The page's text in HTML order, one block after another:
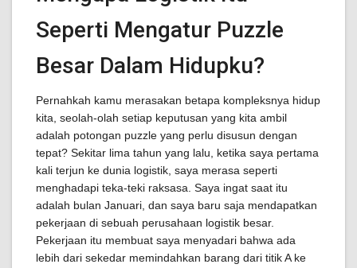
Seperti Mengatur Puzzle
Besar Dalam Hidupku?
Pernahkah kamu merasakan betapa kompleksnya hidup
kita, seolah-olah setiap keputusan yang kita ambil
adalah potongan puzzle yang perlu disusun dengan
tepat? Sekitar lima tahun yang lalu, ketika saya pertama
kali terjun ke dunia logistik, saya merasa seperti
menghadapi teka-teki raksasa. Saya ingat saat itu
adalah bulan Januari, dan saya baru saja mendapatkan
pekerjaan di sebuah perusahaan logistik besar.
Pekerjaan itu membuat saya menyadari bahwa ada
lebih dari sekedar memindahkan barang dari titik A ke